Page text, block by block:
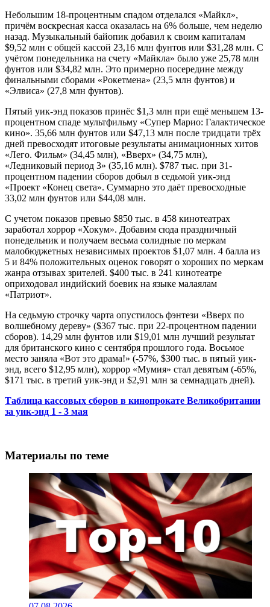
Небольшим 18-процентным спадом отделался «Майкл»,
причём воскресная касса оказалась на 6% больше, чем неделю
назад. Музыкальный байопик добавил к своим капиталам
$9,52 млн с общей кассой 23,16 млн фунтов или $31,28 млн. С
учётом понедельника на счету «Майкла» было уже 25,78 млн
фунтов или $34,82 млн. Это примерно посередине между
финальными сборами «Рокетмена» (23,5 млн фунтов) и
«Элвиса» (27,8 млн фунтов).
Пятый уик-энд показов принёс $1,3 млн при ещё меньшем 13-
процентном спаде мультфильму «Супер Марио: Галактическое
кино». 35,66 млн фунтов или $47,13 млн после тридцати трёх
дней превосходят итоговые результаты анимационных хитов
«Лего. Фильм» (34,45 млн), «Вверх» (34,75 млн),
«Ледниковый период 3» (35,16 млн). $787 тыс. при 31-
процентном падении сборов добыл в седьмой уик-энд
«Проект «Конец света». Суммарно это даёт превосходные
33,02 млн фунтов или $44,08 млн.
С учетом показов превью $850 тыс. в 458 кинотеатрах
заработал хоррор «Хокум». Добавим сюда праздничный
понедельник и получаем весьма солидные по меркам
малобюджетных независимых проектов $1,07 млн. 4 балла из
5 и 84% положительных оценок говорят о хороших по меркам
жанра отзывах зрителей. $400 тыс. в 241 кинотеатре
оприходовал индийский боевик на языке малаялам
«Патриот».
На седьмую строчку чарта опустилось фэнтези «Вверх по
волшебному дереву» ($367 тыс. при 22-процентном падении
сборов). 14,29 млн фунтов или $19,01 млн лучший результат
для британского кино с сентября прошлого года. Восьмое
место заняла «Вот это драма!» (-57%, $300 тыс. в пятый уик-
энд, всего $12,95 млн), хоррор «Мумия» стал девятым (-65%,
$171 тыс. в третий уик-энд и $2,91 млн за семнадцать дней).
Таблица кассовых сборов в кинопрокате Великобритании
за уик-энд 1 - 3 мая
Материалы по теме